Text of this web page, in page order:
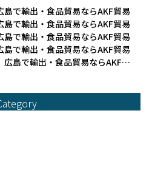
で輸出・食品貿易ならAKF貿易
で輸出・食品貿易ならAKF貿易
で輸出・食品貿易ならAKF貿易
で輸出・食品貿易ならAKF貿易
で輸出・食品貿易ならAKF貿易